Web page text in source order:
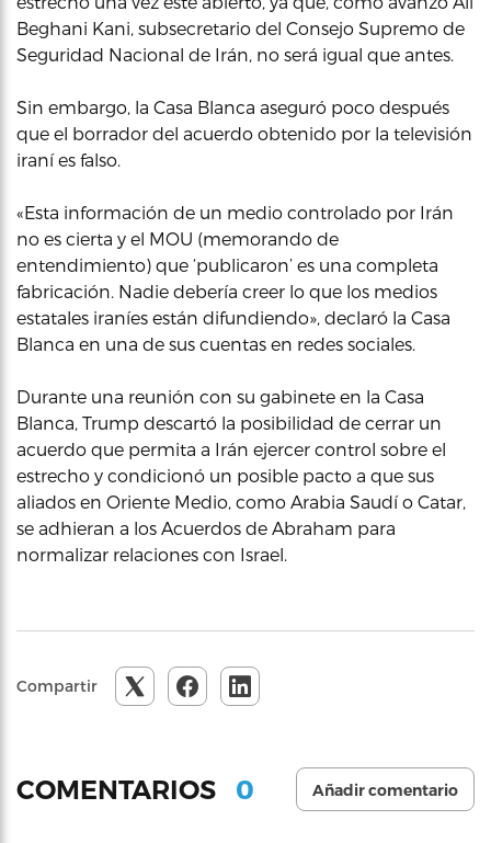
Beghani Kani, subsecretario del Consejo Supremo de
Seguridad Nacional de Irán, no será igual que antes.
Sin embargo, la Casa Blanca aseguró poco después
que el borrador del acuerdo obtenido por la televisión
iraní es falso.
«Esta información de un medio controlado por Irán
no es cierta y el MOU (memorando de
entendimiento) que ‘publicaron’ es una completa
fabricación. Nadie debería creer lo que los medios
estatales iraníes están difundiendo», declaró la Casa
Blanca en una de sus cuentas en redes sociales.
Durante una reunión con su gabinete en la Casa
Blanca, Trump descartó la posibilidad de cerrar un
acuerdo que permita a Irán ejercer control sobre el
estrecho y condicionó un posible pacto a que sus
aliados en Oriente Medio, como Arabia Saudí o Catar,
se adhieran a los Acuerdos de Abraham para
normalizar relaciones con Israel.
Compartir
COMENTARIOS 0 Añadir comentario